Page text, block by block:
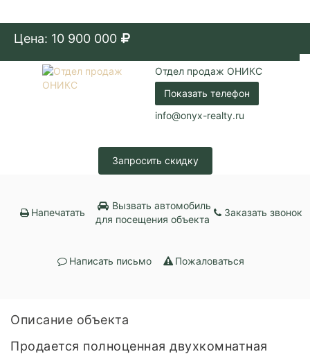
Цена: 10 900 000
Отдел продаж ОНИКС
Показать телефон
info@onyx-realty.ru
Запросить скидку
Напечатать
Вызвать автомобиль
для посещения объекта
Заказать звонок
Написать письмо Пожаловаться
Описание объекта
Продается полноценная двухкомнатная